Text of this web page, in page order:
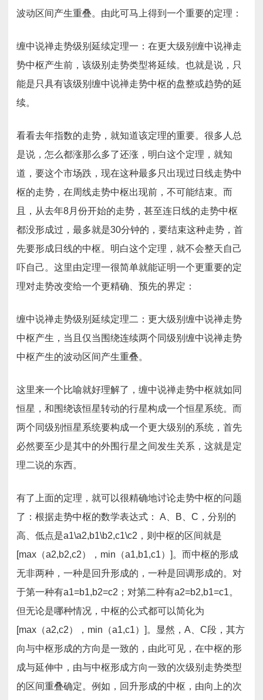
波动区间产生重叠。由此可马上得到一个重要的定理：
缠中说禅走势级别延续定理一：在更大级别缠中说禅走
势中枢产生前，该级别走势类型将延续。也就是说，只
能是只具有该级别缠中说禅走势中枢的盘整或趋势的延
续。
看看去年指数的走势，就知道该定理的重要。很多人总
是说，怎么都涨那么多了还涨，明白这个定理，就知
道，要这个市场跌，现在这种最多只出现过日线走势中
枢的走势，在周线走势中枢出现前，不可能结束。而
且，从去年8月份开始的走势，甚至连日线的走势中枢
都没形成过，最多就是30分钟的，要结束这种走势，首
先要形成日线的中枢。明白这个定理，就不会整天自己
吓自己。这里由定理一很简单就能证明一个更重要的定
理对走势改变给一个更精确、预先的界定：
缠中说禅走势级别延续定理二：更大级别缠中说禅走势
中枢产生，当且仅当围绕连续两个同级别缠中说禅走势
中枢产生的波动区间产生重叠。
这里来一个比喻就好理解了，缠中说禅走势中枢就如同
恒星，和围绕该恒星转动的行星构成一个恒星系统。而
两个同级别恒星系统要构成一个更大级别的系统，首先
必然要至少是其中的外围行星之间发生关系，这就是定
理二说的东西。
有了上面的定理，就可以很精确地讨论走势中枢的问题
了：根据走势中枢的数学表达式： A、B、C，分别的
高、低点是a1\a2,b1\b2,c1\c2，则中枢的区间就是
[max（a2,b2,c2），min（a1,b1,c1）]。而中枢的形成
无非两种，一种是回升形成的，一种是回调形成的。对
于第一种有a1=b1,b2=c2；对第二种有a2=b2,b1=c1。
但无论是哪种情况，中枢的公式都可以简化为
[max（a2,c2），min（a1,c1）]。显然，A、C段，其方
向与中枢形成的方向是一致的，由此可见，在中枢的形
成与延伸中，由与中枢形成方向一致的次级别走势类型
的区间重叠确定。例如，回升形成的中枢，由向上的次